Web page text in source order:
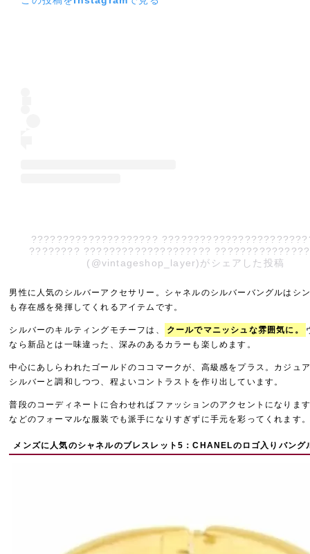
????????????????????
???????? ????????????????????
(@vintageshop_layer)がシェアした投稿
男性に人気のシルバーアクセサリー。シャネルのシルバーバングルはシ
も存在感を発揮してくれるアイテムです。
シルバーのキルティングモチーフは、 クールでマニッシュな雰囲気に。
なら新品とは一味違った、深みのあるカラーも楽しめます。
中心にあしらわれたゴールドのココマークが、高級感をプラス。カジュ
シルバーと調和しつつ、程よいコントラストを作り出しています。
普段のコーディネートに合わせればファッションのアクセントになりま
などのフォーマルな服装でも派手になりすぎずに手元を彩ってくれます
メンズに人気のシャネルのブレスレット5：CHANELのロゴ入りバング